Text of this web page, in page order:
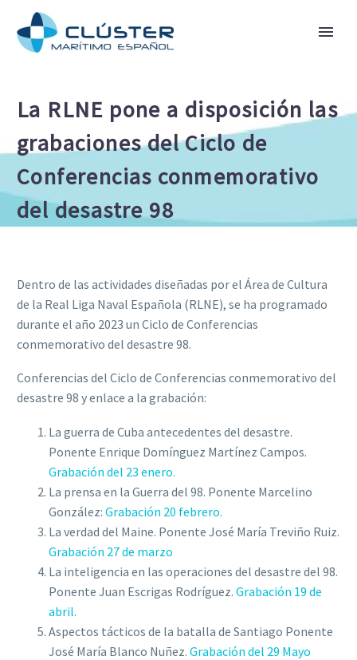
La RLNE pone a disposición las
grabaciones del Ciclo de
Conferencias conmemorativo
del desastre 98
Dentro de las actividades diseñadas por el Área de Cultura
de la Real Liga Naval Española (RLNE), se ha programado
durante el año 2023 un Ciclo de Conferencias
conmemorativo del desastre 98.
Conferencias del Ciclo de Conferencias conmemorativo del
desastre 98 y enlace a la grabación:
La guerra de Cuba antecedentes del desastre.
Ponente Enrique Domínguez Martínez Campos.
Grabación del 23 enero.
La prensa en la Guerra del 98. Ponente Marcelino
González: Grabación 20 febrero.
La verdad del Maine. Ponente José María Treviño Ruiz.
Grabación 27 de marzo
La inteligencia en las operaciones del desastre del 98.
Ponente Juan Escrigas Rodríguez. Grabación 19 de
abril.
Aspectos tácticos de la batalla de Santiago Ponente
José María Blanco Nuñez. Grabación del 29 Mayo